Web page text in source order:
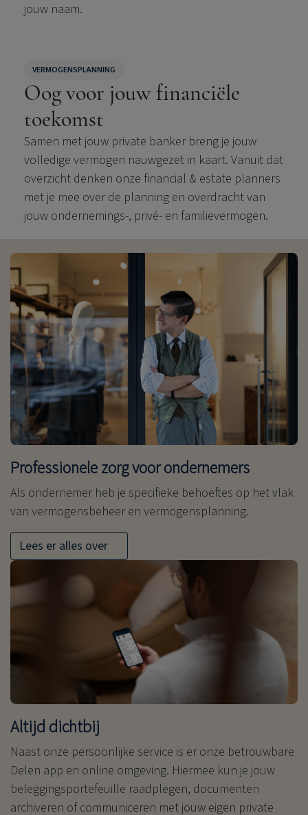
jouw naam.
VERMOGENSPLANNING
Oog voor jouw financiële
toekomst
Samen met jouw private banker breng je jouw
volledige vermogen nauwgezet in kaart. Vanuit dat
overzicht denken onze financial & estate planners
met je mee over de planning en overdracht van
jouw ondernemings-, privé- en familievermogen.
Professionele zorg voor ondernemers
Als ondernemer heb je specifieke behoeftes op het vlak
van vermogensbeheer en vermogensplanning.
Lees er alles over
Altijd dichtbij
Naast onze persoonlijke service is er onze betrouwbare
Delen app en online omgeving. Hiermee kun je jouw
beleggingsportefeuille raadplegen, documenten
archiveren of communiceren met jouw eigen private